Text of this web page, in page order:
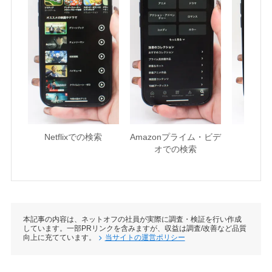
Netflixでの検索
Amazonプライム・ビデ
オでの検索
本記事の内容は、ネットオフの社員が実際に調査・検証を行い作成
しています。一部PRリンクを含みますが、収益は調査/改善など品質
向上に充てています。
当サイトの運営ポリシー